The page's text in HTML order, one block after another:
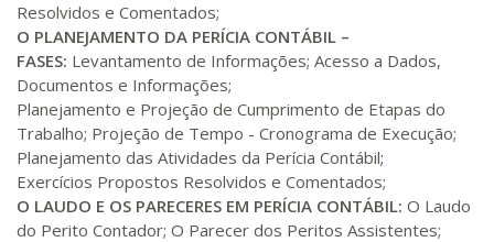
Resolvidos e Comentados;
O PLANEJAMENTO DA PERÍCIA CONTÁBIL –
FASES: Levantamento de Informações; Acesso a Dados,
Documentos e Informações;
Planejamento e Projeção de Cumprimento de Etapas do
Trabalho; Projeção de Tempo - Cronograma de Execução;
Planejamento das Atividades da Perícia Contábil;
Exercícios Propostos Resolvidos e Comentados;
O LAUDO E OS PARECERES EM PERÍCIA CONTÁBIL: O Laudo
do Perito Contador; O Parecer dos Peritos Assistentes;